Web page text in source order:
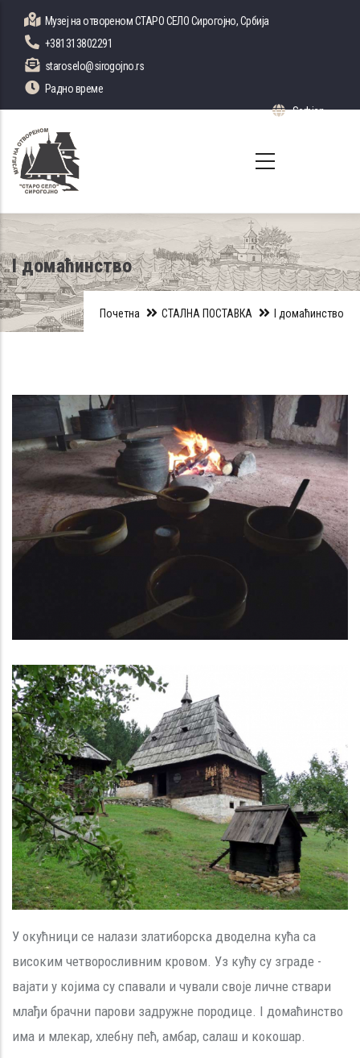
main
content
Музеј на отвореном СТАРО СЕЛО Сирогојно, Србија
+381313802291
staroselo@sirogojno.rs
Радно време
Serbian
List
I домаћинство
Почетна СТАЛНА ПОСТАВКА I домаћинство
У окућници се налази златиборска дводелна кућа са
високим четворосливним кровом. Уз кућу су зграде -
вајати у којима су спавали и чували своје личне ствари
млађи брачни парови задружне породице. I домаћинство
има и млекар, хлебну пећ, амбар, салаш и кокошар.